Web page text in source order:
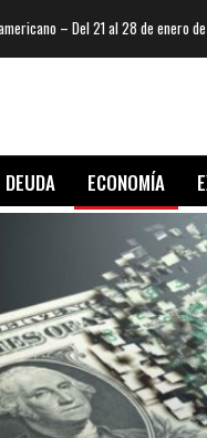
– Del 21 al 28 de enero
DEUDA ECONOMÍA